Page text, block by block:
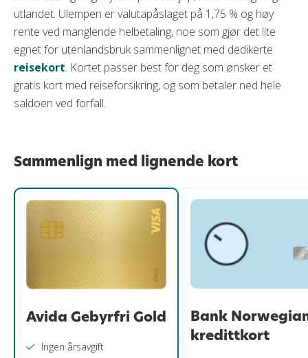
utlandet. Ulempen er valutapåslaget på 1,75 % og høy
rente ved manglende helbetaling, noe som gjør det lite
egnet for utenlandsbruk sammenlignet med dedikerte
reisekort. Kortet passer best for deg som ønsker et
gratis kort med reiseforsikring, og som betaler ned hele
saldoen ved forfall.
Sammenlign med lignende kort
Avida Gebyrfri Gold
Ingen årsavgift
Bank
kredittkort